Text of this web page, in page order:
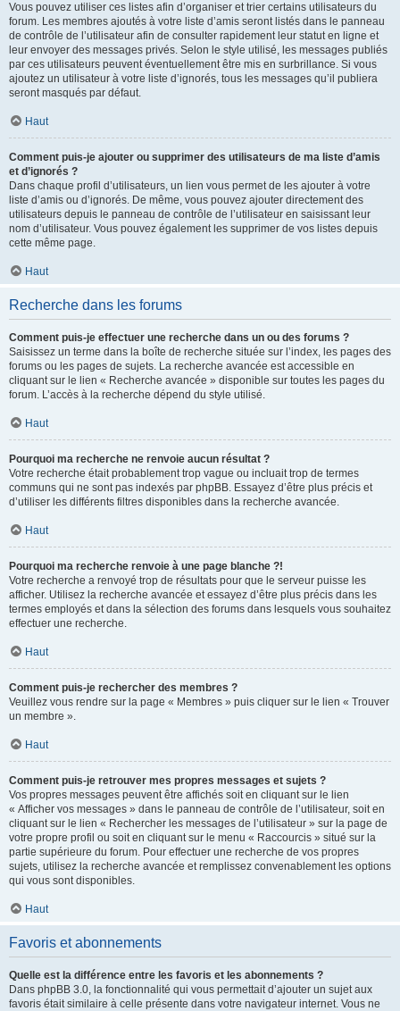
Vous pouvez utiliser ces listes afin d’organiser et trier certains utilisateurs du
forum. Les membres ajoutés à votre liste d’amis seront listés dans le panneau
de contrôle de l’utilisateur afin de consulter rapidement leur statut en ligne et
leur envoyer des messages privés. Selon le style utilisé, les messages publiés
par ces utilisateurs peuvent éventuellement être mis en surbrillance. Si vous
ajoutez un utilisateur à votre liste d’ignorés, tous les messages qu’il publiera
seront masqués par défaut.
Haut
Comment puis-je ajouter ou supprimer des utilisateurs de ma liste d’amis
et d’ignorés ?
Dans chaque profil d’utilisateurs, un lien vous permet de les ajouter à votre
liste d’amis ou d’ignorés. De même, vous pouvez ajouter directement des
utilisateurs depuis le panneau de contrôle de l’utilisateur en saisissant leur
nom d’utilisateur. Vous pouvez également les supprimer de vos listes depuis
cette même page.
Haut
Recherche dans les forums
Comment puis-je effectuer une recherche dans un ou des forums ?
Saisissez un terme dans la boîte de recherche située sur l’index, les pages des
forums ou les pages de sujets. La recherche avancée est accessible en
cliquant sur le lien « Recherche avancée » disponible sur toutes les pages du
forum. L’accès à la recherche dépend du style utilisé.
Haut
Pourquoi ma recherche ne renvoie aucun résultat ?
Votre recherche était probablement trop vague ou incluait trop de termes
communs qui ne sont pas indexés par phpBB. Essayez d’être plus précis et
d’utiliser les différents filtres disponibles dans la recherche avancée.
Haut
Pourquoi ma recherche renvoie à une page blanche ?!
Votre recherche a renvoyé trop de résultats pour que le serveur puisse les
afficher. Utilisez la recherche avancée et essayez d’être plus précis dans les
termes employés et dans la sélection des forums dans lesquels vous souhaitez
effectuer une recherche.
Haut
Comment puis-je rechercher des membres ?
Veuillez vous rendre sur la page « Membres » puis cliquer sur le lien « Trouver
un membre ».
Haut
Comment puis-je retrouver mes propres messages et sujets ?
Vos propres messages peuvent être affichés soit en cliquant sur le lien
« Afficher vos messages » dans le panneau de contrôle de l’utilisateur, soit en
cliquant sur le lien « Rechercher les messages de l’utilisateur » sur la page de
votre propre profil ou soit en cliquant sur le menu « Raccourcis » situé sur la
partie supérieure du forum. Pour effectuer une recherche de vos propres
sujets, utilisez la recherche avancée et remplissez convenablement les options
qui vous sont disponibles.
Haut
Favoris et abonnements
Quelle est la différence entre les favoris et les abonnements ?
Dans phpBB 3.0, la fonctionnalité qui vous permettait d’ajouter un sujet aux
favoris était similaire à celle présente dans votre navigateur internet. Vous ne